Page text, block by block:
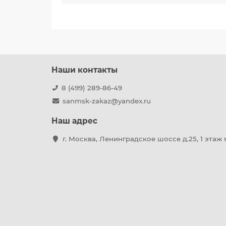
Наши контакты
8 (499) 289-86-49
sanmsk-zakaz@yandex.ru
Наш адрес
г. Москва, Ленинградское шоссе д.25, 1 этаж